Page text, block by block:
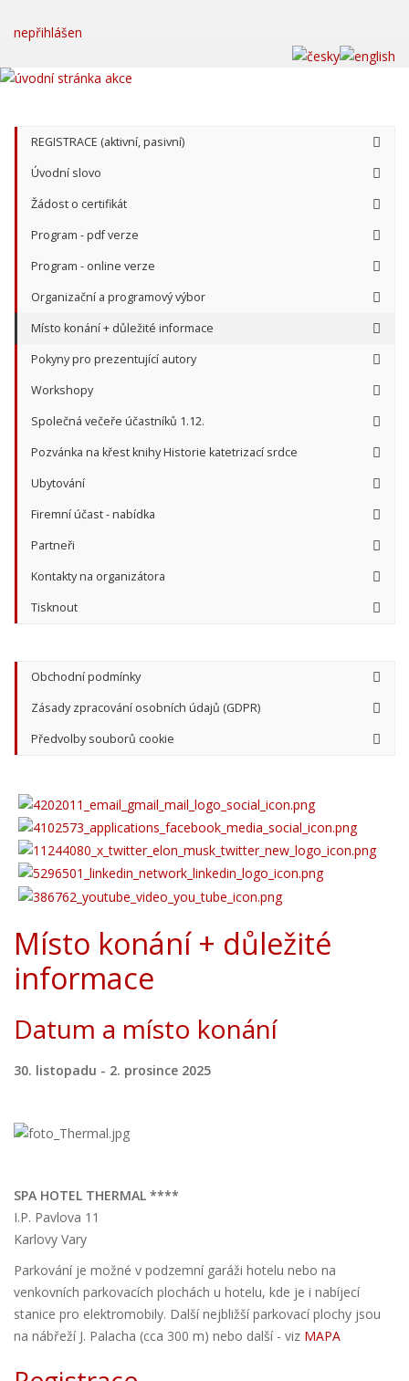
nepřihlášen
REGISTRACE (aktivní, pasivní)
Úvodní slovo
Žádost o certifikát
Program - pdf verze
Program - online verze
Organizační a programový výbor
Místo konání + důležité informace
Pokyny pro prezentující autory
Workshopy
Společná večeře účastníků 1.12.
Pozvánka na křest knihy Historie katetrizací srdce
Ubytování
Firemní účast - nabídka
Partneři
Kontakty na organizátora
Tisknout
Obchodní podmínky
Zásady zpracování osobních údajů (GDPR)
Předvolby souborů cookie
Místo konání + důležité
informace
Datum a místo konání
30. listopadu - 2. prosince 2025
SPA HOTEL THERMAL ****
I.P. Pavlova 11
Karlovy Vary
Parkování je možné v podzemní garáži hotelu nebo na
venkovních parkovacích plochách u hotelu, kde je i nabíjecí
stanice pro elektromobily. Další nejbližší parkovací plochy jsou
na nábřeží J. Palacha (cca 300 m) nebo další - viz MAPA